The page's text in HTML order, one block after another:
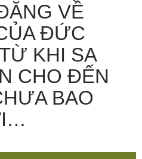
VỀ
ĐỨC
KHI SA
CHO ĐẾN
BAO